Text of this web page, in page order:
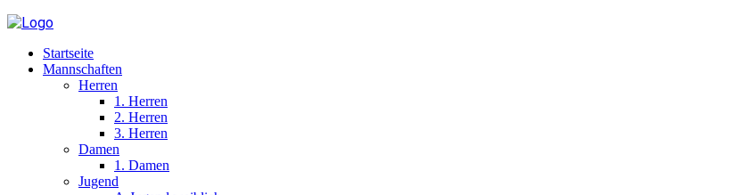
Startseite
Mannschaften
Herren
1. Herren
2. Herren
3. Herren
Damen
1. Damen
Jugend